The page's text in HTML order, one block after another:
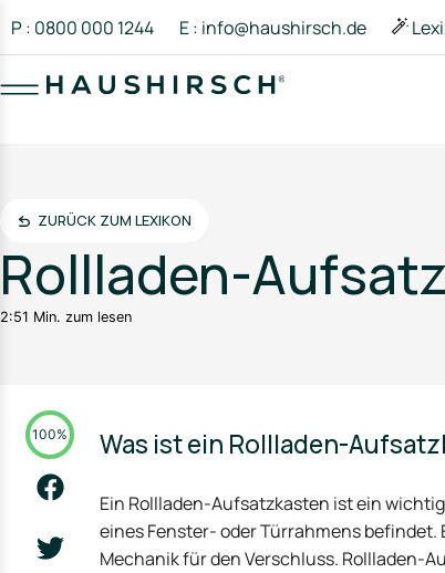
P : 0800 000 1244 E : info@haushirsch.de
ZURÜCK ZUM LEXIKON
Rollladen-
2:51 Min. zum lesen
100% Was ist ein Rollladen-
Ein Rollladen-Aufsatzkasten ist ein
eines Fenster- oder Türrahmens
Mechanik für den Verschluss. Rollladen-